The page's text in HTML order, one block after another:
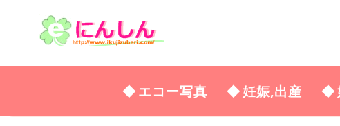
エコー写真 妊娠,出産